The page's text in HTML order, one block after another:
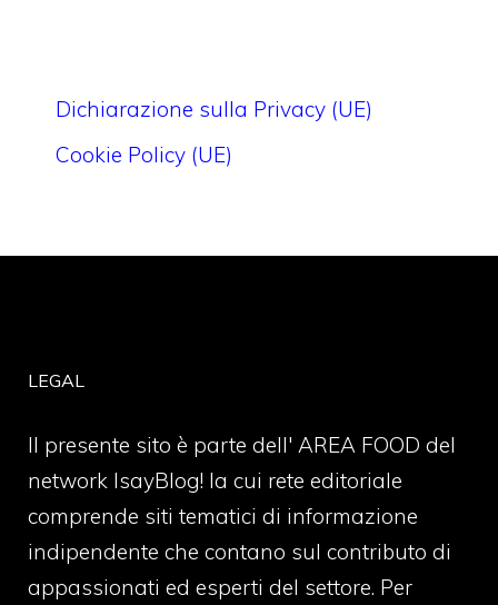
Dichiarazione sulla Privacy (UE)
Cookie Policy (UE)
LEGAL
Il presente sito è parte dell' AREA FOOD del
network IsayBlog! la cui rete editoriale
comprende siti tematici di informazione
indipendente che contano sul contributo di
appassionati ed esperti del settore. Per